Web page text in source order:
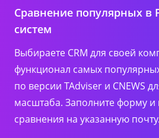
Сравнение популярных в
систем
Выбираете CRM для своей
функционал самых
по версии TAdviser и CNEWS
масштаба. Заполните форму и
сравнения на указанную почту.